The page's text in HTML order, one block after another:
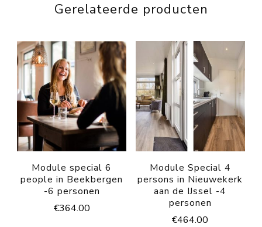
Gerelateerde producten
Module special 6
people in Beekbergen
-6 personen
€364.00
Module Special 4
persons in Nieuwekerk
aan de IJssel -4
personen
€464.00